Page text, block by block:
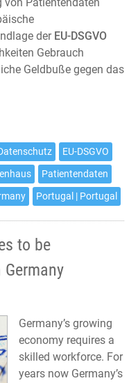
der EU-DSGVO
Gebrauch
Geldbuße gegen das
EU-DSGVO
Patientendaten
Portugal | Portugal
to be
Germany’s growing
economy requires a
skilled workforce. For
years now Germany’s